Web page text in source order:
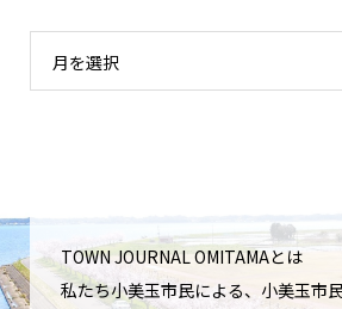
月を選択
TOWN JOURNAL OMITAMAとは
私たち小美玉市民による、小美玉市